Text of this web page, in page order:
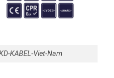
KABEL-Viet-Nam